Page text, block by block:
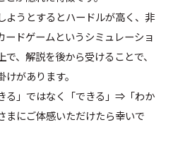
ようとするとハードルが高く、非
ードゲームというシミュレーショ
、解説を後から受けることで、
があります。
る」ではなく「できる」⇒「わか
まにご体感いただけたら幸いで